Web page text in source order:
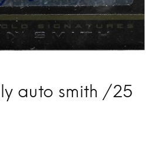
auto smith /25